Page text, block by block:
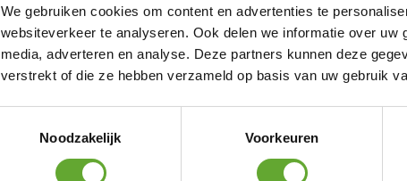
We gebruiken cookies om content en advertenties te
websiteverkeer te analyseren. Ook delen we informatie over
media, adverteren en analyse. Deze partners kunnen deze
verstrekt of die ze hebben verzameld op basis van uw gebruik
Noodzakelijk
Voorkeuren